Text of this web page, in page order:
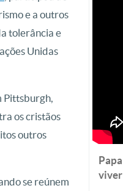
e a outros
tolerância e
Unidas
Pittsburgh,
os cristãos
outros
se reúnem